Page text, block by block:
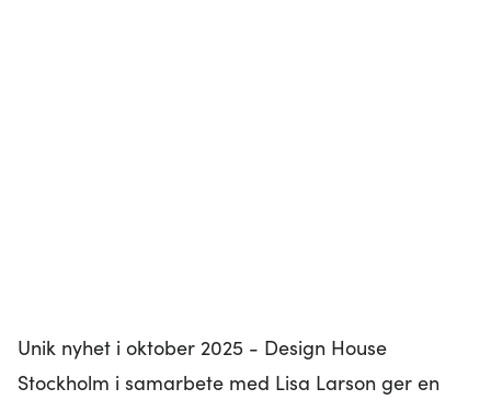
Unik nyhet i oktober 2025 - Design House
Stockholm i samarbete med Lisa Larson ger en